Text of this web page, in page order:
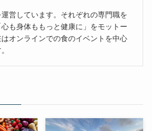
営しています。それぞれの専門職を
も身体ももっと健康に」をモットー
オンラインでの食のイベントを中心